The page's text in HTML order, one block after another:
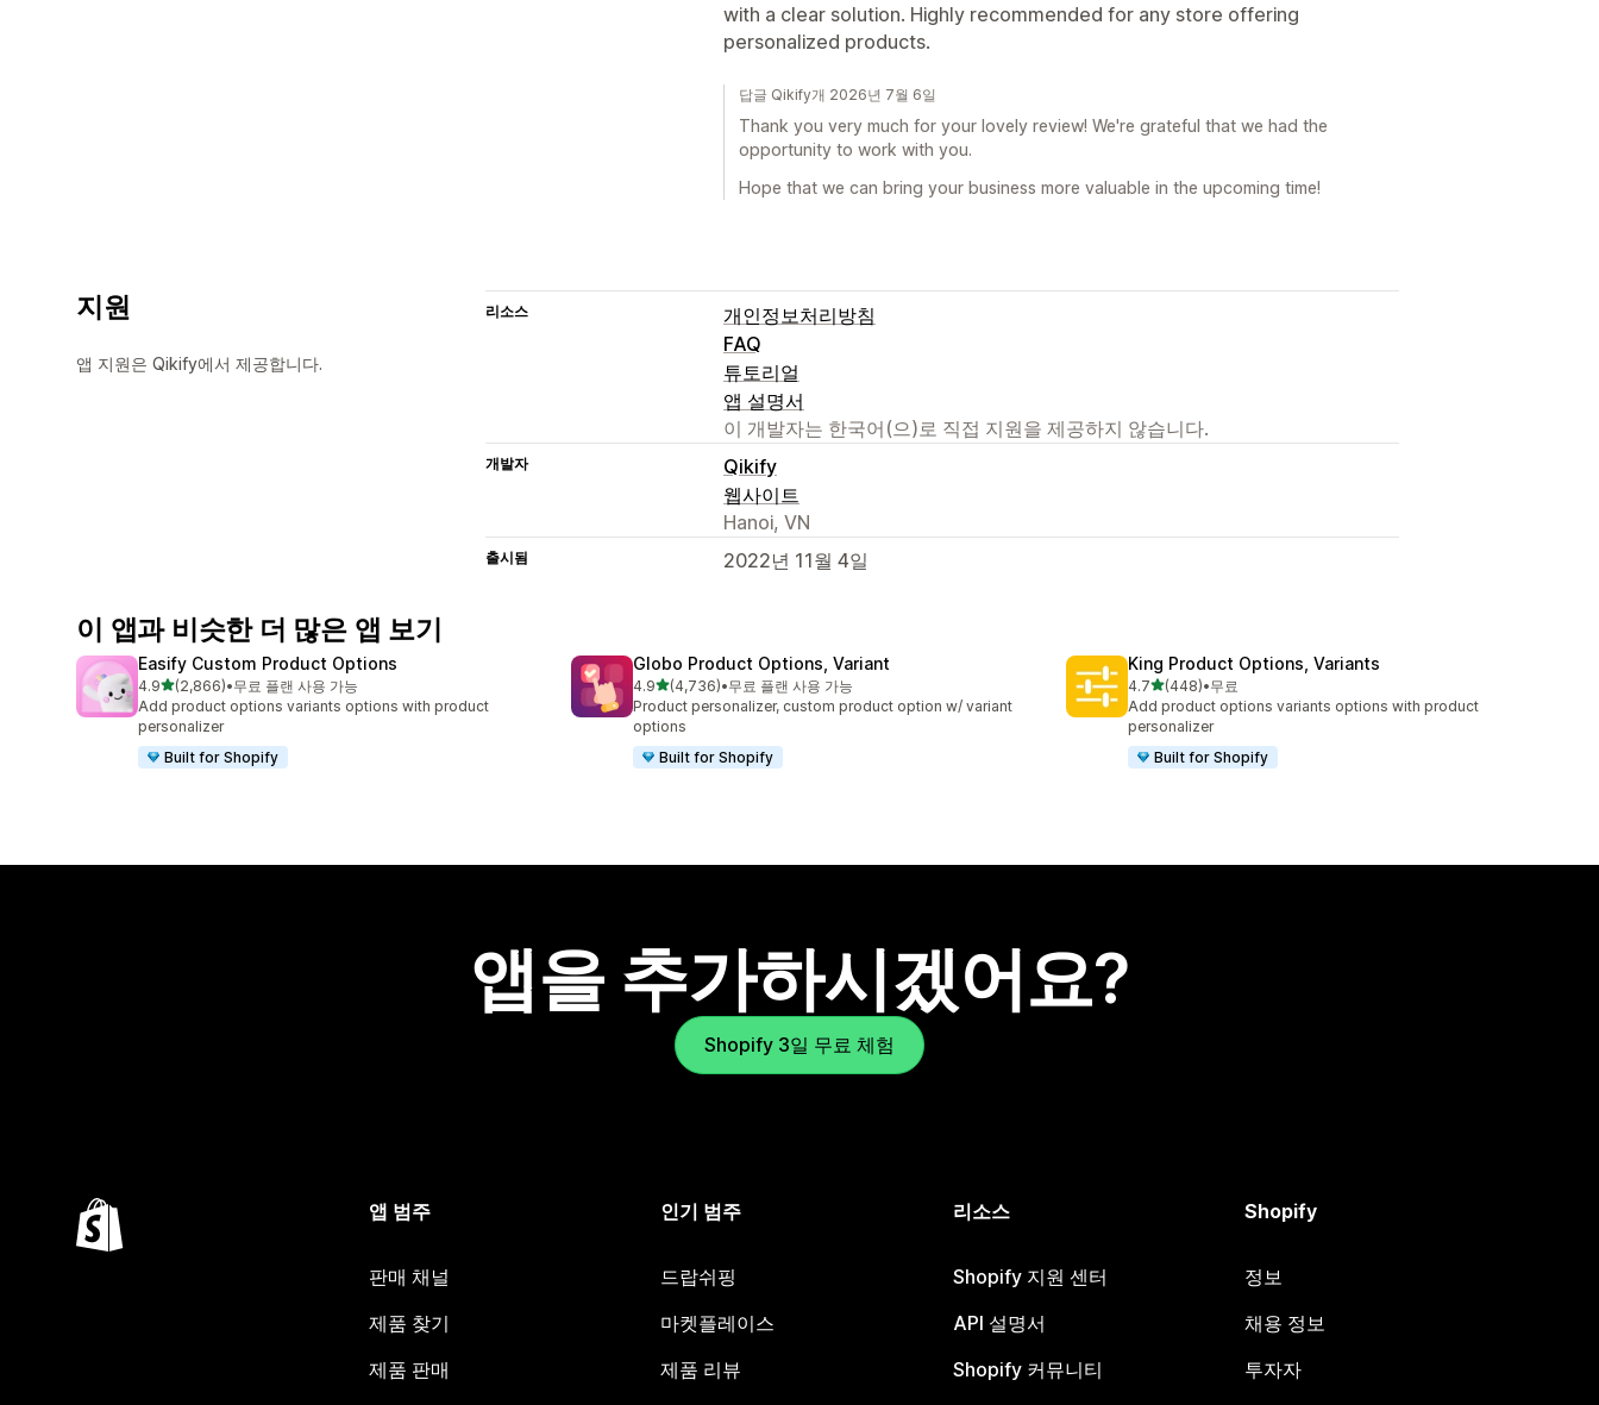
with a clear solution. Highly recommended for any store offering
personalized products.
답글 Qikify개 2026년 7월 6일
Thank you very much for your lovely review! We're grateful that we had the
opportunity to work with you.
Hope that we can bring your business more valuable in the upcoming time!
지원
앱 지원은 Qikify에서 제공합니다.
리소스
개인정보처리방침
FAQ
튜토리얼
앱 설명서
이 개발자는 한국어(으)로 직접 지원을 제공하지 않습니다.
개발자
Qikify
웹사이트
Hanoi, VN
출시됨 2022년 11월 4일
이 앱과 비슷한 더 많은 앱 보기
Easify Custom Product Options
4.9별 5개 중
(2,866)
총 리뷰 2866개
•무료 플랜 사용 가능
Add product options variants options with product
personalizer
Built for Shopify
Globo Product Options, Variant
4.9별 5개 중
(4,736)
총 리뷰 4736개
•무료 플랜 사용 가능
Product personalizer, custom product option w/ variant
options
Built for Shopify
King Product Options, Variants
4.7별 5개 중
(448)
총 리뷰 448개
•무료
Add product options variants options with product
personalizer
Built for Shopify
앱을 추가하시겠어요?
Shopify 3일 무료 체험
앱 범주
판매 채널
제품 찾기
제품 판매
인기 범주
드랍쉬핑
마켓플레이스
제품 리뷰
리소스
Shopify 지원 센터
API 설명서
Shopify 커뮤니티
Shopify
정보
채용 정보
투자자